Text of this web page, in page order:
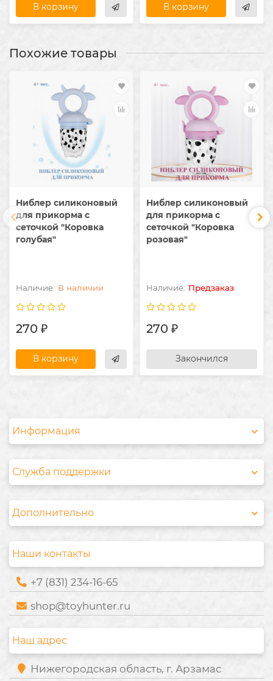
В корзину В корзину
Похожие товары
Ниблер силиконовый
для прикорма с
сеточкой "Коровка
голубая"
В наличии
270 ₽
В корзину
Ниблер силиконовый
для прикорма с
сеточкой "Коровка
розовая"
Предзаказ
270 ₽
Закончился
Информация
Служба поддержки
Дополнительно
Наши контакты
+7 (831) 234-16-65
shop@toyhunter.ru
Наш адрес
Нижегородская область, г. Арзамас